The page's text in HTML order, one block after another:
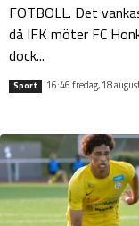
FOTBOLL. Det
då IFK möter FC
dock...
Sport 16:46 fredag, 18